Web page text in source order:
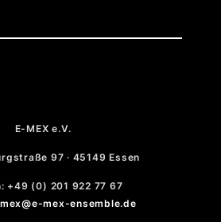
E-MEX e.V.
97 · 45149 Essen
+49 (0) 201 922 77 67
mex-ensemble.de